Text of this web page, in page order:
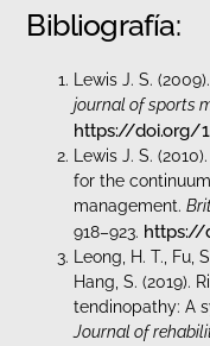
Bibliografía:
Lewis J. S.
journal of sports
https://doi.org/
Lewis J. S.
for the
management.
918–923. https://
Leong, H. T., Fu,
Hang, S. (2019).
tendinopathy: A
Journal of